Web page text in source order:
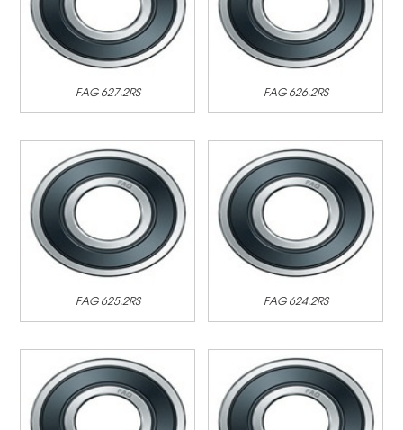
FAG 627.2RS FAG 626.2RS
FAG 625.2RS FAG 624.2RS